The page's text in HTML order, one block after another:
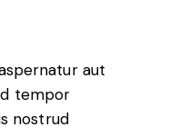
aut
tempor
nostrud